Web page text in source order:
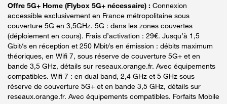
Offre 5G+ Home (Flybox 5G+ nécessaire) : Connexion
accessible exclusivement en France métropolitaine sous
couverture 5G en 3,5GHz. 5G : dans les zones couvertes
(déploiement en cours). Frais d’activation : 29€. Jusqu’à 1,5
Gbit/s en réception et 250 Mbit/s en émission : débits maximum
théoriques, en Wifi 7, sous réserve de couverture 5G+ et en
bande 3,5 GHz, détails sur reseaux.orange.fr. Avec équipements
compatibles. Wifi 7 : en dual band, 2,4 GHz et 5 GHz sous
réserve de couverture 5G+ et en bande 3,5 GHz, détails sur
reseaux.orange.fr. Avec équipements compatibles. Forfaits Mobile